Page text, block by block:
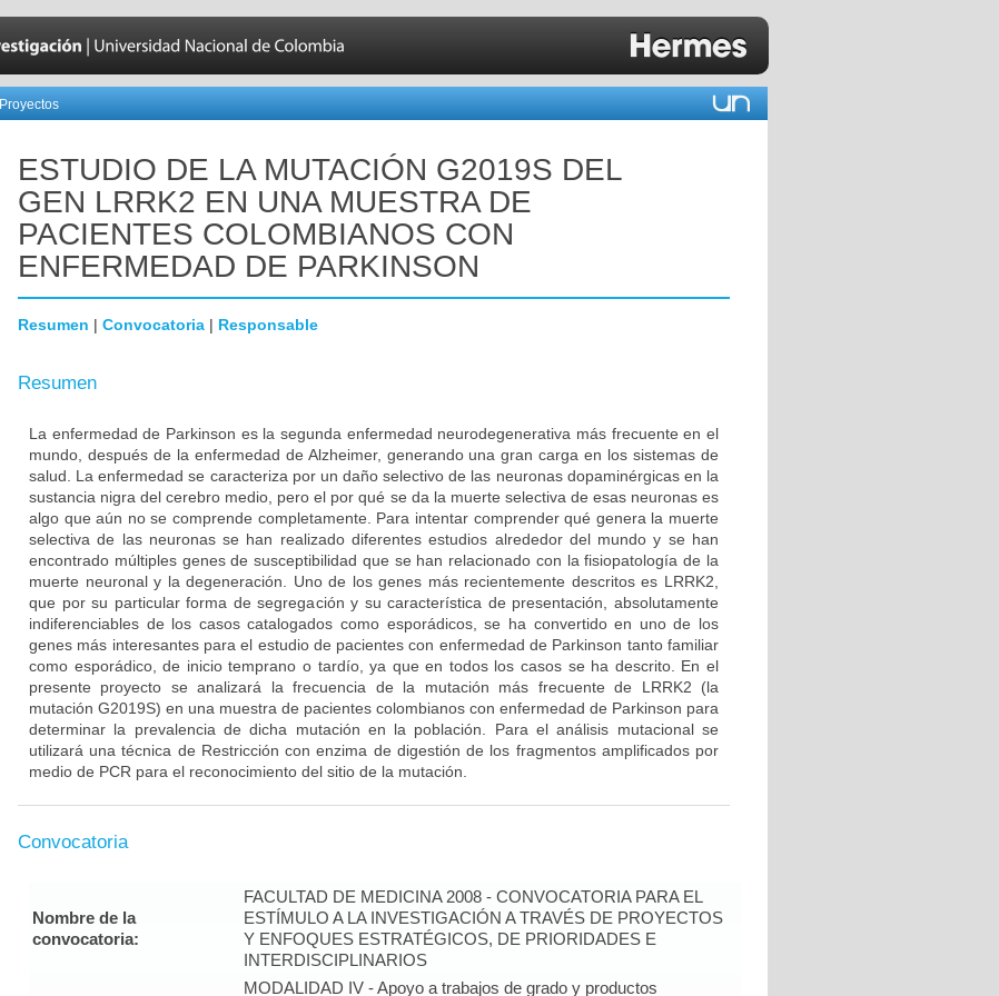
Proyectos
ESTUDIO DE LA MUTACIÓN G2019S DEL
GEN LRRK2 EN UNA MUESTRA DE
PACIENTES COLOMBIANOS CON
ENFERMEDAD DE PARKINSON
Resumen | Convocatoria | Responsable
Resumen
La enfermedad de Parkinson es la segunda enfermedad neurodegenerativa más frecuente en el
mundo, después de la enfermedad de Alzheimer, generando una gran carga en los sistemas de
salud. La enfermedad se caracteriza por un daño selectivo de las neuronas dopaminérgicas en la
sustancia nigra del cerebro medio, pero el por qué se da la muerte selectiva de esas neuronas es
algo que aún no se comprende completamente. Para intentar comprender qué genera la muerte
selectiva de las neuronas se han realizado diferentes estudios alrededor del mundo y se han
encontrado múltiples genes de susceptibilidad que se han relacionado con la fisiopatología de la
muerte neuronal y la degeneración. Uno de los genes más recientemente descritos es LRRK2,
que por su particular forma de segregación y su característica de presentación, absolutamente
indiferenciables de los casos catalogados como esporádicos, se ha convertido en uno de los
genes más interesantes para el estudio de pacientes con enfermedad de Parkinson tanto familiar
como esporádico, de inicio temprano o tardío, ya que en todos los casos se ha descrito. En el
presente proyecto se analizará la frecuencia de la mutación más frecuente de LRRK2 (la
mutación G2019S) en una muestra de pacientes colombianos con enfermedad de Parkinson para
determinar la prevalencia de dicha mutación en la población. Para el análisis mutacional se
utilizará una técnica de Restricción con enzima de digestión de los fragmentos amplificados por
medio de PCR para el reconocimiento del sitio de la mutación.
Convocatoria
Nombre de la
convocatoria:
FACULTAD DE MEDICINA 2008 - CONVOCATORIA PARA EL
ESTÍMULO A LA INVESTIGACIÓN A TRAVÉS DE PROYECTOS
Y ENFOQUES ESTRATÉGICOS, DE PRIORIDADES E
INTERDISCIPLINARIOS
MODALIDAD IV - Apoyo a trabajos de grado y productos